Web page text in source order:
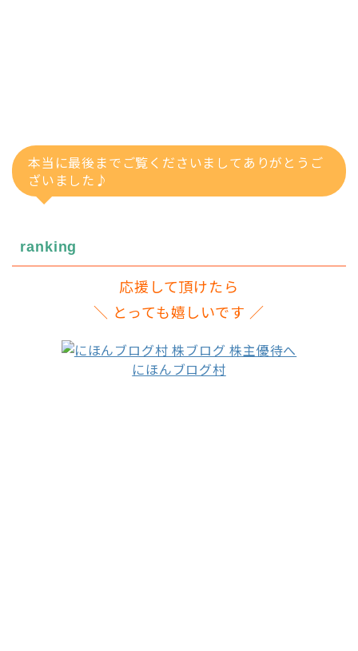
本当に最後までご覧くださいましてありがとうご
ざいました♪
ranking
応援して頂けたら
＼ とっても嬉しいです ／
にほんブログ村